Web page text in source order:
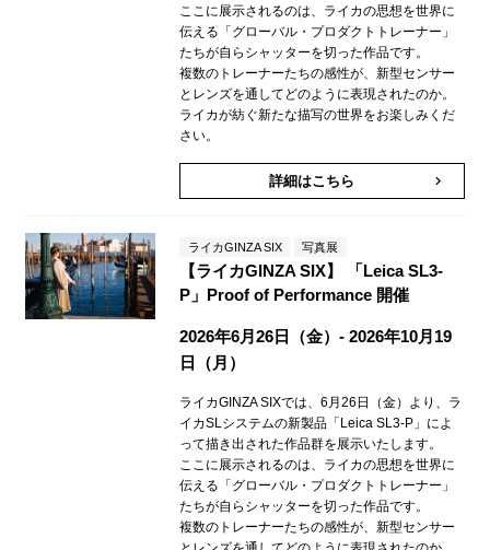
ここに展示されるのは、ライカの思想を世界に
伝える「グローバル・プロダクトトレーナー」
たちが自らシャッターを切った作品です。
複数のトレーナーたちの感性が、新型センサー
とレンズを通してどのように表現されたのか。
ライカが紡ぐ新たな描写の世界をお楽しみくだ
さい。
詳細はこちら keyboard_arrow_right
ライカGINZA SIX 写真展
【ライカGINZA SIX】 「Leica SL3-
P」Proof of Performance 開催
2026年6月26日（金）- 2026年10月19
日（月）
ライカGINZA SIXでは、6月26日（金）より、ラ
イカSLシステムの新製品「Leica SL3-P」によ
って描き出された作品群を展示いたします。
ここに展示されるのは、ライカの思想を世界に
伝える「グローバル・プロダクトトレーナー」
たちが自らシャッターを切った作品です。
複数のトレーナーたちの感性が、新型センサー